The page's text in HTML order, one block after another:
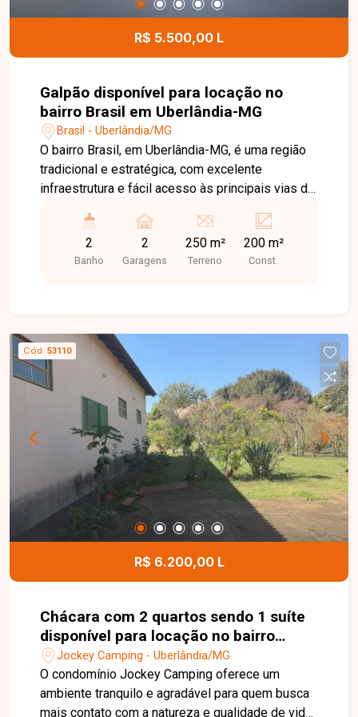
R$ 5.500,00 L
Galpão disponível para locação no
bairro Brasil em Uberlândia-MG
Brasil - Uberlândia/MG
O bairro Brasil, em Uberlândia-MG, é uma região
tradicional e estratégica, com excelente
infraestrutura e fácil acesso às principais vias da
oferta de comércios, bancos, restaurantes,
escolas e serviços, sendo uma excelente
localização para empresas e atividades
escritório, 02 banheiros, pé-direito de 4,5 metros
e portão com 3 metros de altura, oferecendo
praticidade e funcionalidade para diferentes
atividades. Possui ainda Habite-se, AVCB,
acessibilidade e documentação em ordem, além
de energia monofásica. Entre em contato para
mais informações e agende uma visita para
conhecer esta excelente oportunidade comercial.
2
Banho
2
Garagens
250 m²
Terreno
200 m²
Const.
Cód. 53110
R$ 6.200,00 L
Chácara com 2 quartos sendo 1 suíte
disponível para locação no bairro
Jockey Camping em Uberlândia-MG
Jockey Camping - Uberlândia/MG
O condomínio Jockey Camping oferece um
ambiente tranquilo e agradável para quem busca
mais contato com a natureza e qualidade de vida,